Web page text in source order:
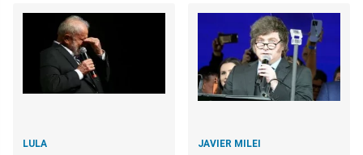
LULA JAVIER MILEI